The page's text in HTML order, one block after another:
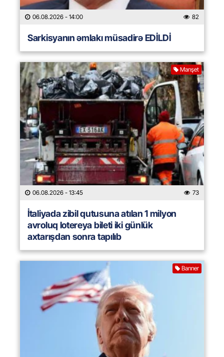
06.08.2026 - 14:00 82
Sarkisyanın əmlakı müsadirə EDİLDİ
Manşet
06.08.2026 - 13:45 73
İtaliyada zibil qutusuna atılan 1 milyon
avroluq lotereya bileti iki günlük
axtarışdan sonra tapılıb
Banner